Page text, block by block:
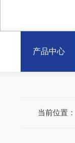
产品中心
当前位置：